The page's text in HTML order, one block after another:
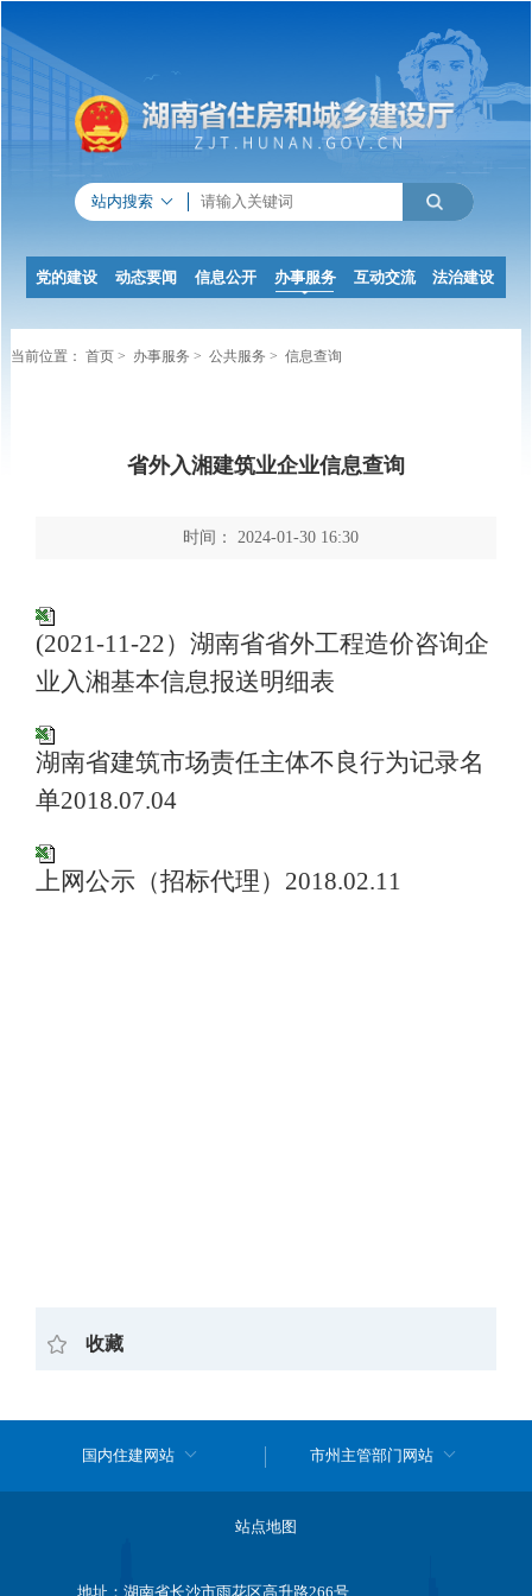
站内搜索
党的建设 动态要闻 信息公开 办事服务 互动交流 法治建设
当前位置： 首页> 办事服务 > 公共服务 > 信息查询
省外入湘建筑业企业信息查询
时间： 2024-01-30 16:30
(2021-11-22）湖南省省外工程造价咨询企
业入湘基本信息报送明细表
湖南省建筑市场责任主体不良行为记录名
单2018.07.04
上网公示（招标代理）2018.02.11
收藏
国内住建网站 市州主管部门网站
站点地图
地址：湖南省长沙市雨花区高升路266号